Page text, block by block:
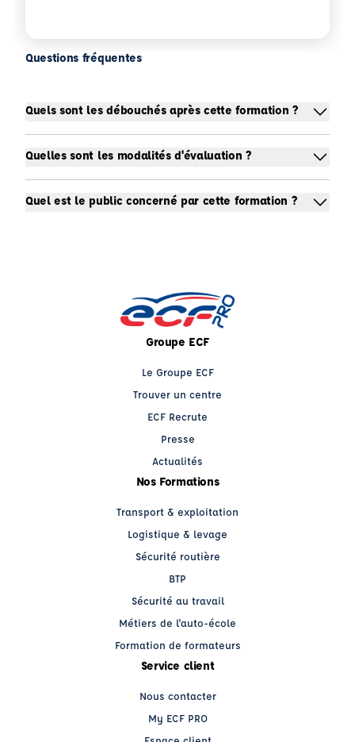
Questions fréquentes
Quels sont les débouchés après cette formation ?
Quelles sont les modalités d'évaluation ?
Quel est le public concerné par cette formation ?
Groupe ECF
Le Groupe ECF
Trouver un centre
ECF Recrute
Presse
Actualités
Nos Formations
Transport & exploitation
Logistique & levage
Sécurité routière
BTP
Sécurité au travail
Métiers de l'auto-école
Formation de formateurs
Service client
Nous contacter
My ECF PRO